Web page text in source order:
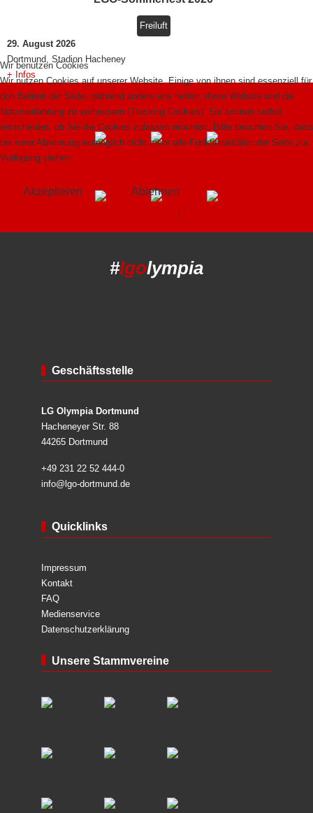
Freiluft
29. August 2026
Dortmund, Stadion Hacheney
+ Infos
#lgolympia
Geschäftsstelle
LG Olympia Dortmund
Hacheneyer Str. 88
44265 Dortmund
+49 231 22 52 444-0
info@lgo-dortmund.de
Quicklinks
Impressum
Kontakt
FAQ
Medienservice
Datenschutzerklärung
Unsere Stammvereine
Wir benutzen Cookies
Wir nutzen Cookies auf unserer Website. Einige von ihnen sind essenziell für
den Betrieb der Seite, während andere uns helfen, diese Website und die
Nutzererfahrung zu verbessern (Tracking Cookies). Sie können selbst
entscheiden, ob Sie die Cookies zulassen möchten. Bitte beachten Sie, dass
bei einer Ablehnung womöglich nicht mehr alle Funktionalitäten der Seite zur
Verfügung stehen.
Akzeptieren Ablehnen
|